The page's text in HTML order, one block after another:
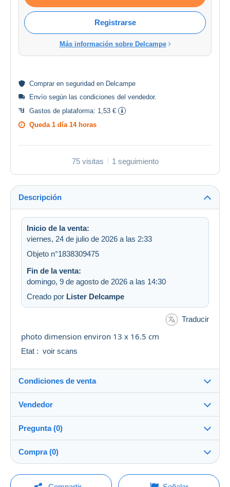
Registrarse
Más información sobre Delcampe
Comprar en seguridad en Delcampe
Envío según las condiciones del vendedor.
Gastos de plataforma: 1,53 €
Queda 1 día 14 horas
75 visitas 1 seguimiento
Descripción
Inicio de la venta:
viernes, 24 de julio de 2026 a las 2:33
Objeto n°1838309475
Fin de la venta:
domingo, 9 de agosto de 2026 a las 14:30
Creado por Lister Delcampe
Traducir
photo dimension environ 13 x 16.5 cm
Etat : voir scans
Condiciones de venta
Destino:
Ver la lista de países
Envío:
Envío después del pago
A cargo del vendedor
Vendedor
multicollections46100%(34693x)
PRO
Tienda
Pregunta (0)
Para hacer una pregunta, debe iniciar una
Compra (0)
Última actualización: 23:46:33